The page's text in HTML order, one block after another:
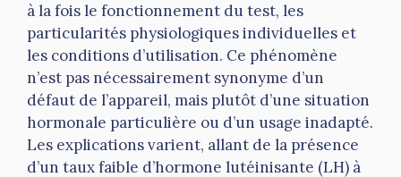
à la fois le fonctionnement du test, les
particularités physiologiques individuelles et
les conditions d’utilisation. Ce phénomène
n’est pas nécessairement synonyme d’un
défaut de l’appareil, mais plutôt d’une situation
hormonale particulière ou d’un usage inadapté.
Les explications varient, allant de la présence
d’un taux faible d’hormone lutéinisante (LH) à